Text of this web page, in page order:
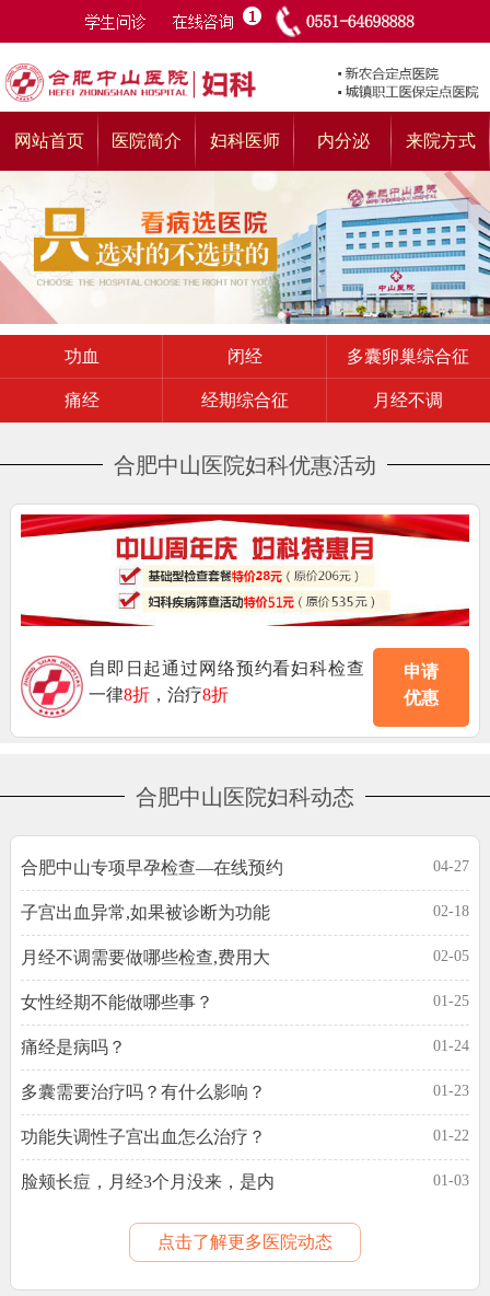
网站首页 医院简介 妇科医师 内分泌 来院方式
功血 闭经 多囊卵巢综合征
痛经 经期综合征 月经不调
合肥中山医院妇科优惠活动
自即日起通过网络预约看妇科检查
一律8折，治疗8折
申请
优惠
合肥中山医院妇科动态
04-27
合肥中山专项早孕检查—在线预约
02-18
子宫出血异常,如果被诊断为功能
02-05
月经不调需要做哪些检查,费用大
01-25
女性经期不能做哪些事？
01-24
痛经是病吗？
01-23
多囊需要治疗吗？有什么影响？
01-22
功能失调性子宫出血怎么治疗？
01-03
脸颊长痘，月经3个月没来，是内
点击了解更多医院动态